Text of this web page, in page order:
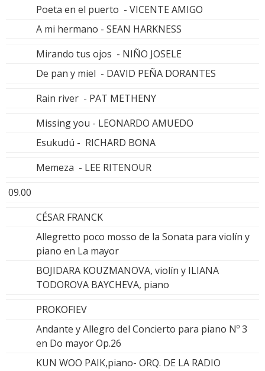
Poeta en el puerto - VICENTE AMIGO
A mi hermano - SEAN HARKNESS
Mirando tus ojos - NIÑO JOSELE
De pan y miel - DAVID PEÑA DORANTES
Rain river - PAT METHENY
Missing you - LEONARDO AMUEDO
Esukudú - RICHARD BONA
Memeza - LEE RITENOUR
09.00
CÉSAR FRANCK
Allegretto poco mosso de la Sonata para violín y
piano en La mayor
BOJIDARA KOUZMANOVA, violín y ILIANA
TODOROVA BAYCHEVA, piano
PROKOFIEV
Andante y Allegro del Concierto para piano Nº 3
en Do mayor Op.26
KUN WOO PAIK,piano- ORQ. DE LA RADIO